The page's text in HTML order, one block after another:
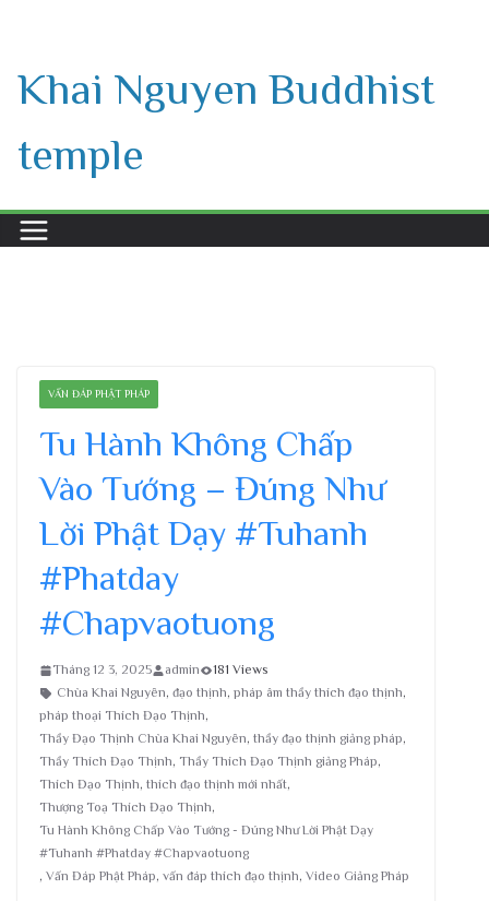
content
Khai Nguyen Buddhist
temple
VẤN ĐÁP PHẬT PHÁP
Tu Hành Không Chấp
Vào Tướng – Đúng Như
Lời Phật Dạy #Tuhanh
#Phatday
#Chapvaotuong
Tháng 12 3, 2025 admin
181 Views
Chùa Khai Nguyên, đạo thịnh, pháp âm thầy thích đạo thịnh,
pháp thoại Thích Đạo Thịnh,
Thầy Đạo Thịnh Chùa Khai Nguyên, thầy đạo thịnh giảng pháp,
Thầy Thích Đạo Thịnh, Thầy Thích Đạo Thịnh giảng Pháp,
Thích Đạo Thịnh, thích đạo thịnh mới nhất,
Thượng Toạ Thích Đạo Thịnh,
Tu Hành Không Chấp Vào Tướng - Đúng Như Lời Phật Dạy
#Tuhanh #Phatday #Chapvaotuong
, Vấn Đáp Phật Pháp, vấn đáp thích đạo thịnh, Video Giảng Pháp